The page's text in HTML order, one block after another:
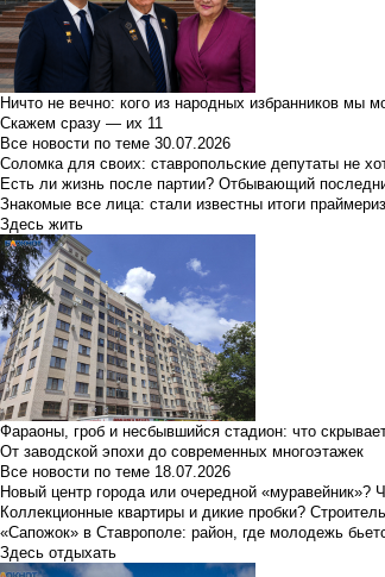
Ничто не вечно: кого из народных избранников мы
Скажем сразу — их 11
Все новости по теме 30.07.2026
Соломка для своих: ставропольские депутаты не
Есть ли жизнь после партии? Отбывающий
Знакомые все лица: стали известны итоги
Здесь жить
Фараоны, гроб и несбывшийся стадион: что
От заводской эпохи до современных многоэтажек
Все новости по теме 18.07.2026
Новый центр города или очередной
Коллекционные квартиры и дикие пробки?
«Сапожок» в Ставрополе: район, где молодежь
Здесь отдыхать